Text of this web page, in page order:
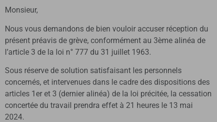
Monsieur,
Nous vous demandons de bien vouloir accuser réception du
présent préavis de grève, conformément au 3ème alinéa de
l’article 3 de la loi n° 777 du 31 juillet 1963.
Sous réserve de solution satisfaisant les personnels
concernés, et intervenues dans le cadre des dispositions des
articles 1er et 3 (dernier alinéa) de la loi précitée, la cessation
concertée du travail prendra effet à 21 heures le 13 mai
2024.